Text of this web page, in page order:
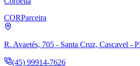
CORParceira
R. Avaetés, 705 - Santa Cruz, Cascavel -
(45) 99914-7626